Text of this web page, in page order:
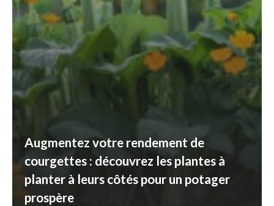
Augmentez votre rendement de
courgettes : découvrez les plantes à
planter à leurs côtés pour un potager
prospère